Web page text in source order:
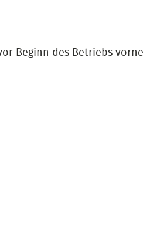
Beginn des Betriebs